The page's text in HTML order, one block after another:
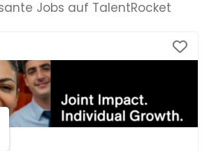
Jobs auf TalentRocket